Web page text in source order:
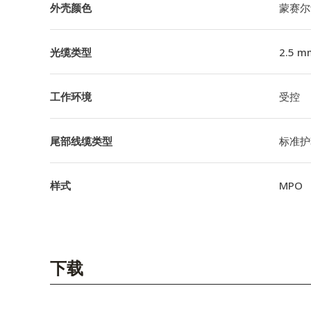
外壳颜色 蒙赛
光缆类型 2.5
工作环境 受控
尾部线缆类型 标准
样式 MPO
下载